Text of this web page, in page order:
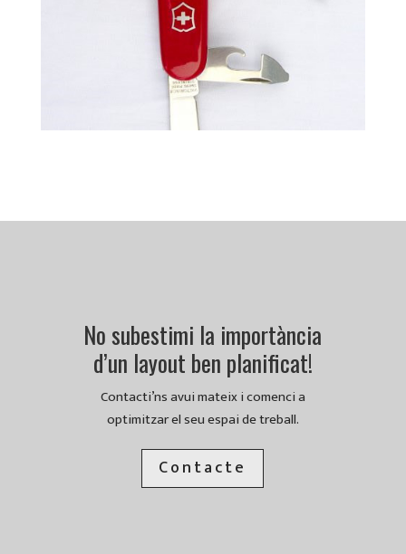
No subestimi la importància
d’un layout ben planificat!
Contacti’ns avui mateix i comenci a
optimitzar el seu espai de treball.
Contacte